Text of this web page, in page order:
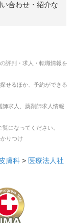
合わせ・紹介な
の評判・求人・転職情報を
せるほか、予約ができる
求人、薬剤師求人情報
になってください。
りつけ
皮膚科 > 医療法人社